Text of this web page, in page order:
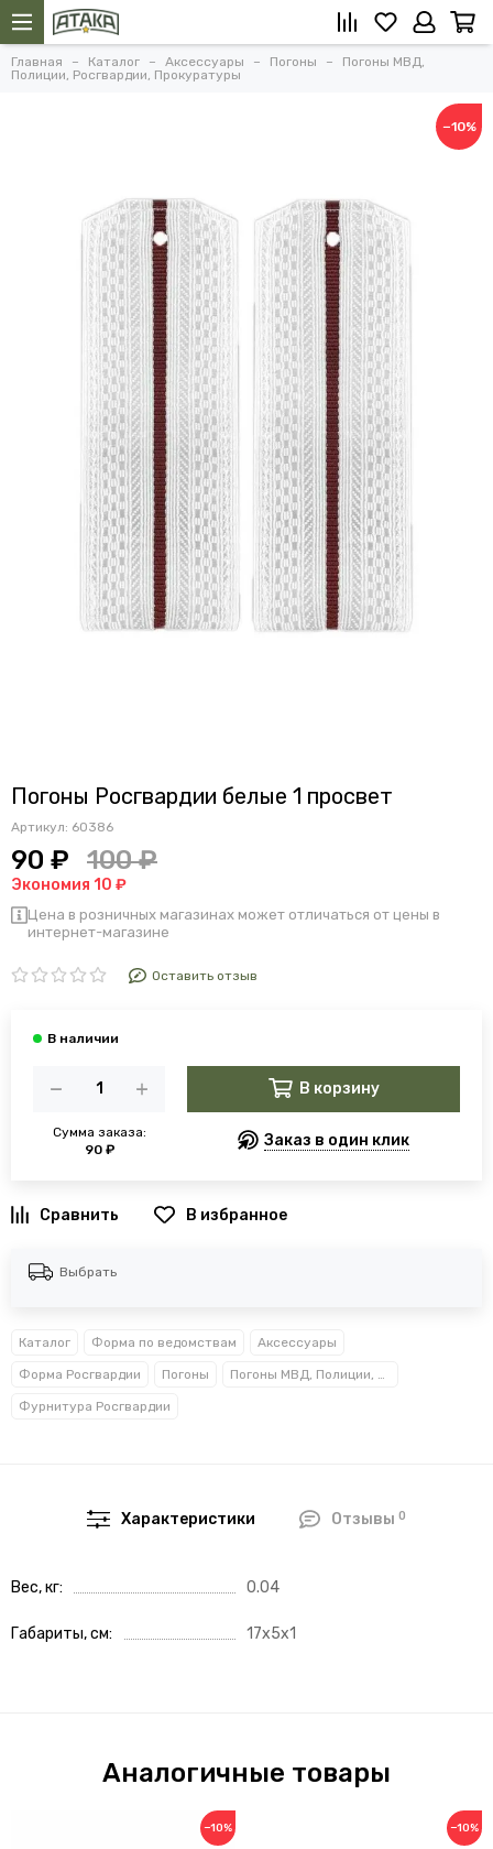
Главная Каталог Аксессуары Погоны
Погоны МВД,
Полиции, Росгвардии, Прокуратуры
−10%
Погоны Росгвардии белые 1 просвет
Артикул: 60386
90 ₽ 100 ₽
Экономия 10 ₽
Цена в розничных магазинах может отличаться от цены в
интернет-магазине
Оставить отзыв
Сумма заказа:
90 ₽
В корзину
Заказ в один клик
В избранное
Выбрать
Каталог Форма по ведомствам Аксессуары
Форма Росгвардии Погоны Погоны МВД, Полиции, Росгвардии, Прокуратуры
Фурнитура Росгвардии
Характеристики Отзывы 0
Вес, кг 0.04
Габариты, см 17x5x1
Аналогичные товары
−10% −10%